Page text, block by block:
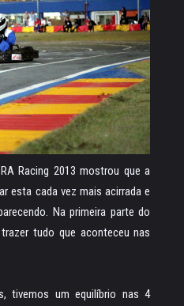
Racing 2013 mostrou que a
esta cada vez mais acirrada e
Na primeira parte do
tudo que aconteceu nas
tivemos um equilíbrio nas 4